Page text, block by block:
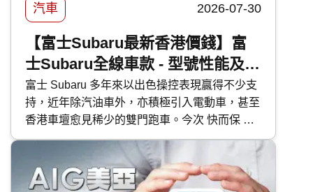
汽車 2026-07-30
【富士Subaru最新香港價錢】富
士Subaru全線車款 - 型號性能及香
港售價比較
富士 Subaru 多年來以出色操控表現贏得不少支
持，近年除汽油車外，亦積極引入電動車，甚至
香港車壇愈見稀少的雙門跑車。今次 快而保 便
為大家逐一剖析富士 Subaru 各車型的特點。